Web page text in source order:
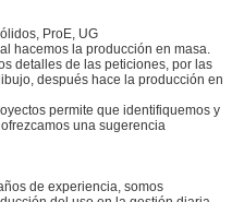
ProE, UG
hacemos la producción en masa.
detalles de las peticiones, por las
después hace la producción en
permite que identifiquemos y
una sugerencia
de experiencia, somos